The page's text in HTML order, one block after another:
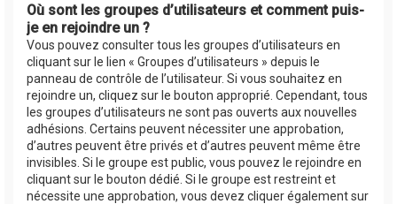
Où sont les groupes d’utilisateurs et comment puis-
je en rejoindre un ?
Vous pouvez consulter tous les groupes d’utilisateurs en
cliquant sur le lien « Groupes d’utilisateurs » depuis le
panneau de contrôle de l’utilisateur. Si vous souhaitez en
rejoindre un, cliquez sur le bouton approprié. Cependant, tous
les groupes d’utilisateurs ne sont pas ouverts aux nouvelles
adhésions. Certains peuvent nécessiter une approbation,
d’autres peuvent être privés et d’autres peuvent même être
invisibles. Si le groupe est public, vous pouvez le rejoindre en
cliquant sur le bouton dédié. Si le groupe est restreint et
nécessite une approbation, vous devez cliquer également sur